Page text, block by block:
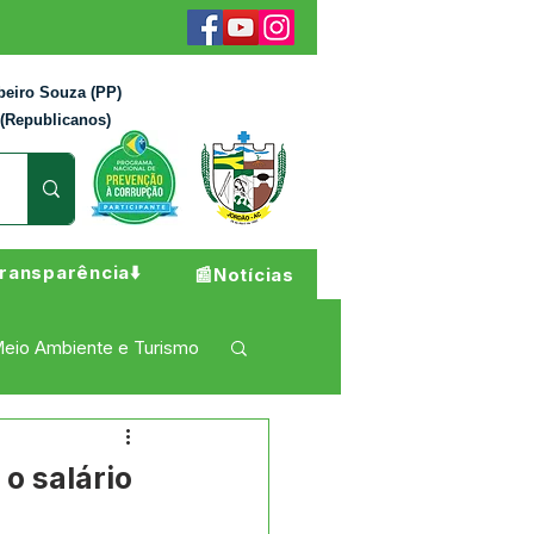
Souza (PP)
📰Notícias
Ambiente e Turismo
Campanhas
salário